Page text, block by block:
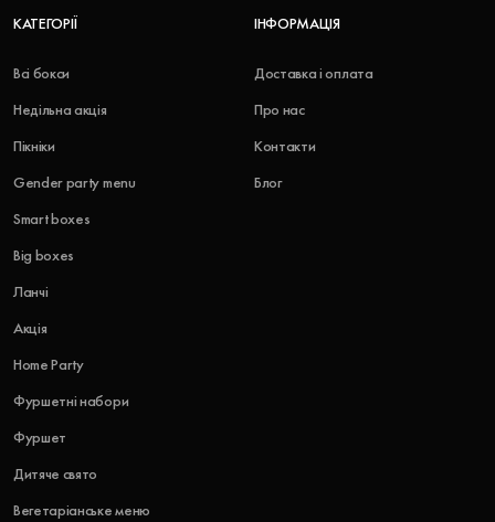
КАТЕГОРІЇ
Всі бокси
Недільна акція
Пікніки
Gender party menu
Smart boxes
Big boxes
Ланчі
Акція
Home Party
Фуршетні набори
Фуршет
Дитяче свято
Вегетаріанське меню
ІНФОРМАЦІЯ
Доставка і оплата
Про нас
Контакти
Блог